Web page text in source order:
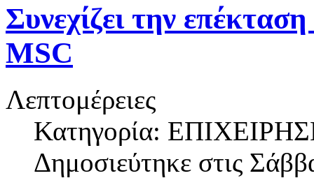
Συνεχίζει την
MSC
Λεπτομέρειες
Κατηγορία:
Δημοσιεύτηκε στις